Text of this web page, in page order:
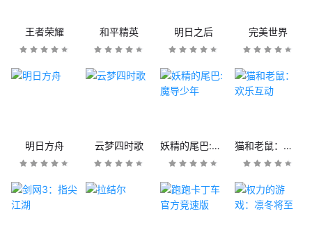
王者荣耀 和平精英 明日之后 完美世界
明日方舟 云梦四时歌 妖精的尾巴:魔导少年 猫和老鼠：欢乐互动